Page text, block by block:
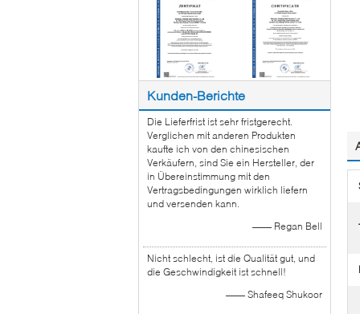
Kunden-Berichte
Die Lieferfrist ist sehr fristgerecht.
Verglichen mit anderen Produkten
kaufte ich von den chinesischen
Verkäufern, sind Sie ein Hersteller, der
in Übereinstimmung mit den
Vertragsbedingungen wirklich liefern
und versenden kann.
—— Regan Bell
Nicht schlecht, ist die Qualität gut, und
die Geschwindigkeit ist schnell!
—— Shafeeq Shukoor